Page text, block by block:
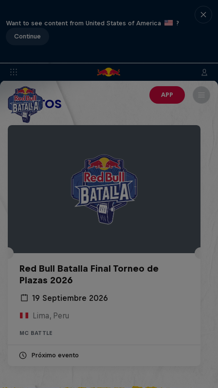
Want to see content from United States of America
?
Continue
APP
EVENTOS
Red Bull Batalla Final Torneo de
Plazas 2026
19 Septiembre 2026
Lima, Peru
MC BATTLE
Próximo evento